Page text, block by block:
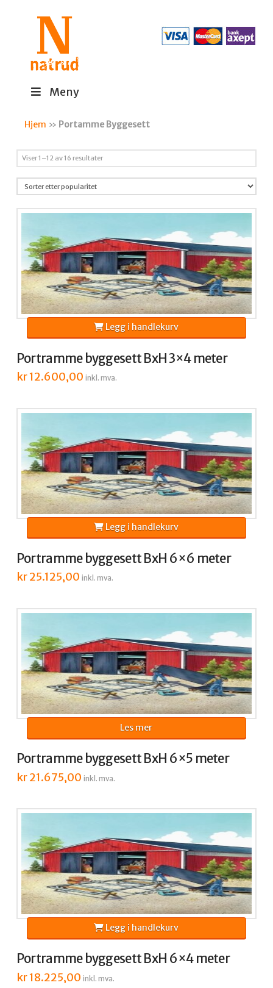
Meny
Hjem » Portamme Byggesett
Viser 1–12 av 16 resultaterSortert
Portramme byggesett BxH 3×4 meter
kr12.600,00 inkl. mva.
Legg i handlekurv
Portramme byggesett BxH 6×6 meter
kr25.125,00 inkl. mva.
Legg i handlekurv
Portramme byggesett BxH 6×5 meter
kr21.675,00 inkl. mva.
Les mer
Portramme byggesett BxH 6×4 meter
kr18.225,00 inkl. mva.
Legg i handlekurv